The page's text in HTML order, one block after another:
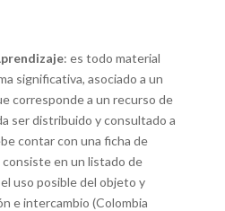
: es todo material
significativa, asociado a un
corresponde a un recurso de
ser distribuido y consultado a
contar con una ficha de
en un listado de
uso posible del objeto y
e intercambio (Colombia